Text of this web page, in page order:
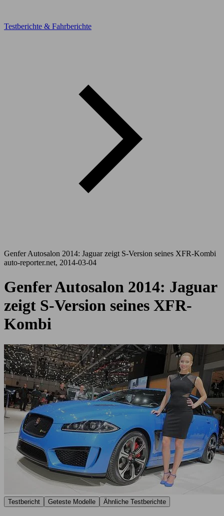
Testberichte & Fahrberichte
Genfer Autosalon 2014: Jaguar zeigt S-Version seines XFR-Kombi
auto-reporter.net, 2014-03-04
Genfer Autosalon 2014: Jaguar
zeigt S-Version seines XFR-
Kombi
Testbericht Geteste Modelle Ähnliche Testberichte